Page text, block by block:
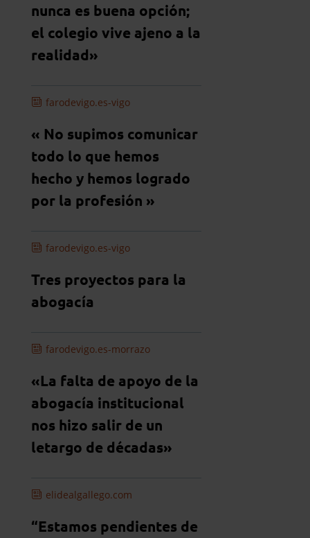
nunca es buena opción;
el colegio vive ajeno a la
realidad»
farodevigo.es-vigo
« No supimos comunicar
todo lo que hemos
hecho y hemos logrado
por la profesión »
farodevigo.es-vigo
Tres proyectos para la
abogacía
farodevigo.es-morrazo
«La falta de apoyo de la
abogacía institucional
nos hizo salir de un
letargo de décadas»
elidealgallego.com
“Estamos pendientes de